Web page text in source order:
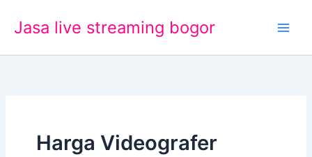
Jasa live streaming bogor
Harga Videografer